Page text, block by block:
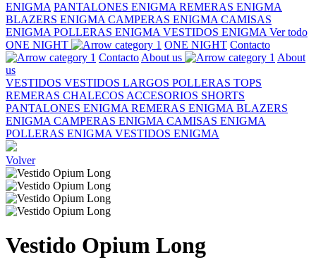
ENIGMA PANTALONES ENIGMA REMERAS ENIGMA
BLAZERS ENIGMA CAMPERAS ENIGMA CAMISAS
ENIGMA POLLERAS ENIGMA VESTIDOS ENIGMA Ver todo
ONE NIGHT
ONE NIGHT Contacto
Contacto About us
About
us
VESTIDOS VESTIDOS LARGOS POLLERAS TOPS
REMERAS CHALECOS ACCESORIOS SHORTS
PANTALONES ENIGMA REMERAS ENIGMA BLAZERS
ENIGMA CAMPERAS ENIGMA CAMISAS ENIGMA
POLLERAS ENIGMA VESTIDOS ENIGMA
Volver
Vestido Opium Long